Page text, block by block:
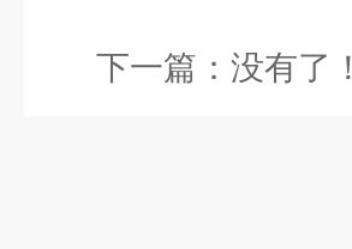
下一篇：没有了！